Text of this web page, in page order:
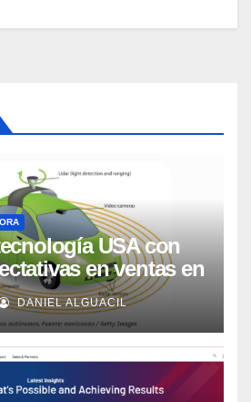
USA con
en ventas en
2 años, según
DANIEL ALGUACIL